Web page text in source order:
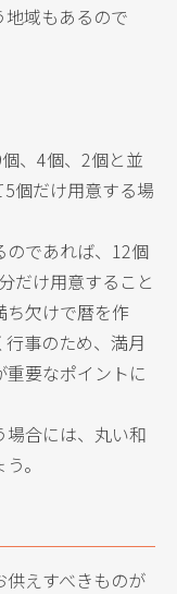
域もあるので
、4個、2個と並
個だけ用意する場
のであれば、12個
だけ用意すること
ち欠けで暦を作
事のため、満月
要なポイントに
合には、丸い和
。
えすべきものが